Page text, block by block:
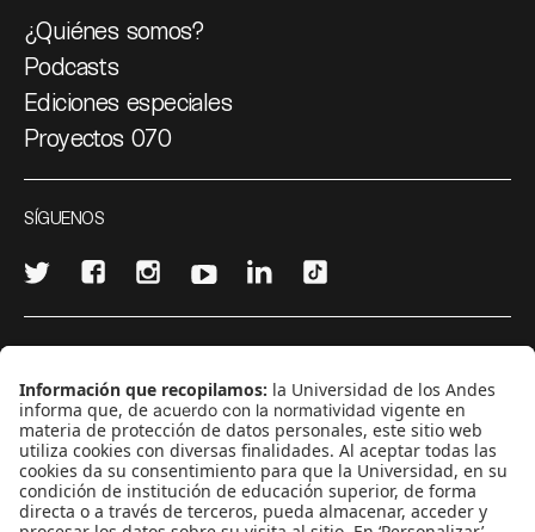
¿Quiénes somos?
Podcasts
Ediciones especiales
Proyectos 070
SÍGUENOS
CONTÁCTANOS
cerosetenta@uniandes.edu.co
BOGOTÁ, COLOMBIA